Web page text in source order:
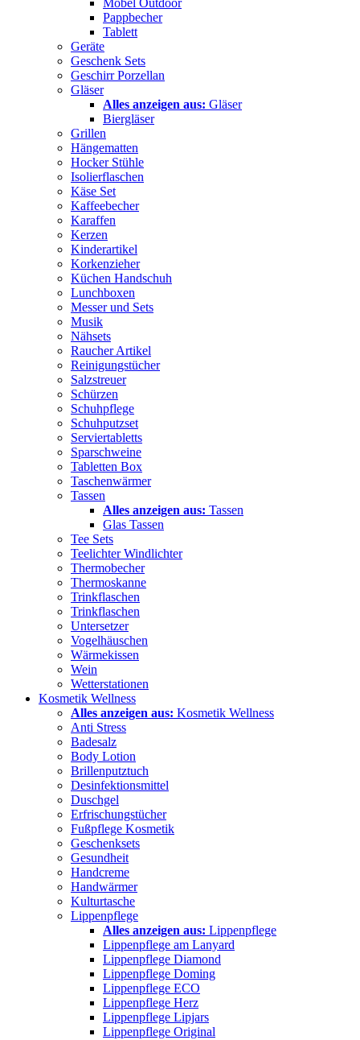
Möbel Outdoor
Pappbecher
Tablett
Geräte
Geschenk Sets
Geschirr Porzellan
Gläser
Alles anzeigen aus: Gläser
Biergläser
Grillen
Hängematten
Hocker Stühle
Isolierflaschen
Käse Set
Kaffeebecher
Karaffen
Kerzen
Kinderartikel
Korkenzieher
Küchen Handschuh
Lunchboxen
Messer und Sets
Musik
Nähsets
Raucher Artikel
Reinigungstücher
Salzstreuer
Schürzen
Schuhpflege
Schuhputzset
Serviertabletts
Sparschweine
Tabletten Box
Taschenwärmer
Tassen
Alles anzeigen aus: Tassen
Glas Tassen
Tee Sets
Teelichter Windlichter
Thermobecher
Thermoskanne
Trinkflaschen
Trinkflaschen
Untersetzer
Vogelhäuschen
Wärmekissen
Wein
Wetterstationen
Kosmetik Wellness
Alles anzeigen aus: Kosmetik Wellness
Anti Stress
Badesalz
Body Lotion
Brillenputztuch
Desinfektionsmittel
Duschgel
Erfrischungstücher
Fußpflege Kosmetik
Geschenksets
Gesundheit
Handcreme
Handwärmer
Kulturtasche
Lippenpflege
Alles anzeigen aus: Lippenpflege
Lippenpflege am Lanyard
Lippenpflege Diamond
Lippenpflege Doming
Lippenpflege ECO
Lippenpflege Herz
Lippenpflege Lipjars
Lippenpflege Original